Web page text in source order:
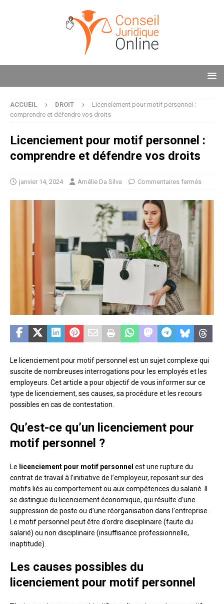
ACCUEIL DROIT
Licenciement pour motif personnel :
comprendre et défendre vos droits
Licenciement pour motif personnel :
comprendre et défendre vos droits
janvier 14, 2024 Amélie Da Silva Commentaires fermés
Le licenciement pour motif personnel est un sujet complexe qui
suscite de nombreuses interrogations pour les employés et les
employeurs. Cet article a pour objectif de vous informer sur ce
type de licenciement, ses causes, sa procédure et les recours
possibles en cas de contestation.
Qu’est-ce qu’un licenciement pour
motif personnel ?
Le licenciement pour motif personnel est une rupture du
contrat de travail à l’initiative de l’employeur, reposant sur des
motifs liés au comportement ou aux compétences du salarié. Il
se distingue du licenciement économique, qui résulte d’une
suppression de poste ou d’une réorganisation dans l’entreprise.
Le motif personnel peut être d’ordre disciplinaire (faute du
salarié) ou non disciplinaire (insuffisance professionnelle,
inaptitude).
Les causes possibles du
licenciement pour motif personnel